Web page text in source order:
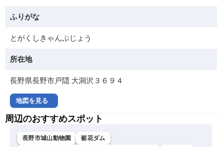
ふりがな
とがくしきゃんぷじょう
所在地
長野県長野市戸隠 大洞沢３６９４
地図を見る
周辺のおすすめスポット
長野市城山動物園
裾花ダム